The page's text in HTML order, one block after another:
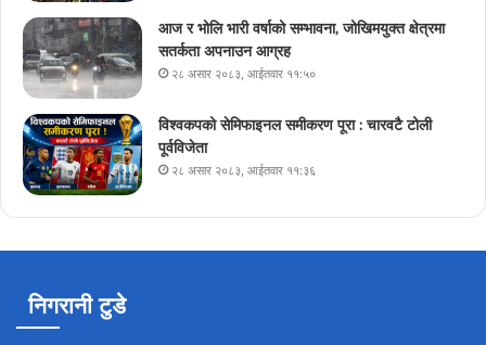
आज र भोलि भारी वर्षाको सम्भावना, जोखिमयुक्त क्षेत्रमा
सतर्कता अपनाउन आग्रह
२८ असार २०८३, आईतवार ११:५०
विश्वकपको सेमिफाइनल समीकरण पूरा : चारवटै टोली
पूर्वविजेता
२८ असार २०८३, आईतवार ११:३६
निगरानी टुडे